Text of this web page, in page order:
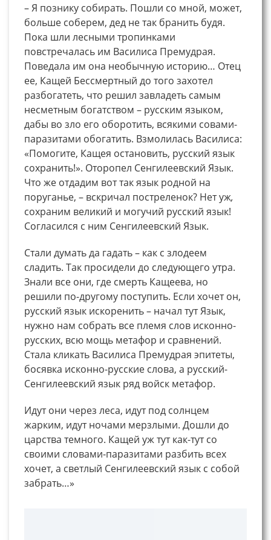
– Я познику собирать. Пошли со мной, может,
больше соберем, дед не так бранить будя.
Пока шли лесными тропинками
повстречалась им Василиса Премудрая.
Поведала им она необычную историю… Отец
ее, Кащей Бессмертный до того захотел
разбогатеть, что решил завладеть самым
несметным богатством – русским языком,
дабы во зло его оборотить, всякими совами-
паразитами обогатить. Взмолилась Василиса:
«Помогите, Кащея остановить, русский язык
сохранить!». Оторопел Сенгилеевский Язык.
Что же отдадим вот так язык родной на
поруганье, – вскричал постреленок? Нет уж,
сохраним великий и могучий русский язык!
Согласился с ним Сенгилеевский Язык.
Стали думать да гадать – как с злодеем
сладить. Так просидели до следующего утра.
Знали все они, где смерть Кащеева, но
решили по-другому поступить. Если хочет он,
русский язык искоренить – начал тут Язык,
нужно нам собрать все племя слов исконно-
русских, всю мощь метафор и сравнений.
Стала кликать Василиса Премудрая эпитеты,
босявка исконно-русские слова, а русский-
Сенгилеевский язык ряд войск метафор.
Идут они через леса, идут под солнцем
жарким, идут ночами мерзлыми. Дошли до
царства темного. Кащей уж тут как-тут со
своими словами-паразитами разбить всех
хочет, а светлый Сенгилеевский язык с собой
забрать…»